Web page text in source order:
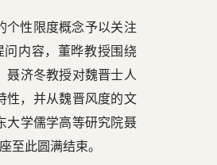
个性限度概念予以关注
内容，董晔教授围绕
聂济冬教授对魏晋士人
性，并从魏晋风度的文
大学儒学高等研究院聂
至此圆满结束。